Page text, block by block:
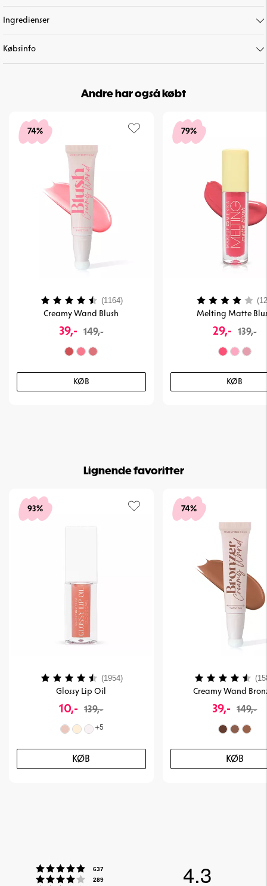
• Desert Sand: En mere neutral brun tone. Perfekt til contouring!
Ingredienser
Købsinfo
Andre har også købt
74%
Creamy Wand Blush
39,- 149,-
KØB
Vurdering: (1164) 4.2 ud af 5 stjerner
79%
Melting Matte
29,- 139,-
KØB
Vurdering:
Lignende favoritter
93%
Glossy Lip Oil
10,- 139,-
+5
KØB
Vurdering: (1954) 4.2 ud af 5 stjerner
74%
Creamy Wand
39,- 149,-
KØB
Vurdering:
Vurdering:5 ud af 5 stjerner
637
Vurdering:4 ud af 5 stjerner
289 4.3